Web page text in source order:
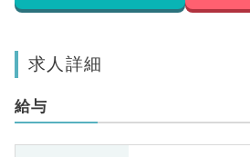
求人詳細
給与